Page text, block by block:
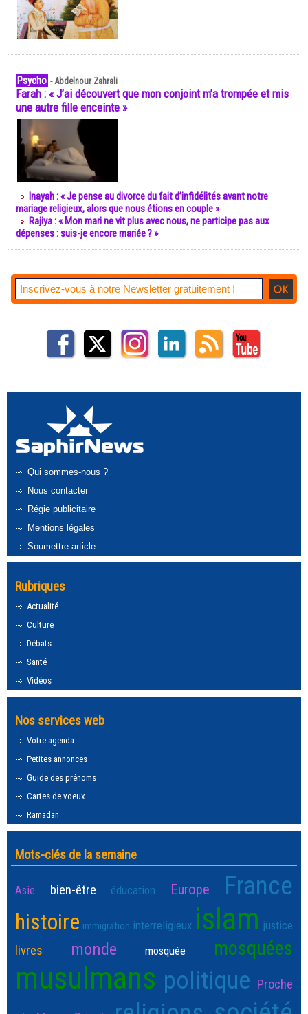
Psycho -Abdelnour Zahrali
Farah : « J’ai découvert que mon conjoint m’a trompée et mis
une autre fille enceinte »
Inayah : « Je pense au divorce du fait d’infidélités avant notre
mariage religieux, alors que nous étions en couple »
Rajiya : « Mon mari ne vit plus avec nous, ne participe pas aux
dépenses : suis-je encore mariée ? »
Qui sommes-nous ?
Nous contacter
Régie publicitaire
Mentions légales
Soumettre article
Rubriques
Actualité
Culture
Débats
Santé
Vidéos
Nos services web
Votre agenda
Petites annonces
Guide des prénoms
Cartes de voeux
Ramadan
Mots-clés de la semaine
Asie bien-être éducation Europe France
histoire immigration interreligieux islam justice
livres monde mosquée mosquées
musulmans politique Proche